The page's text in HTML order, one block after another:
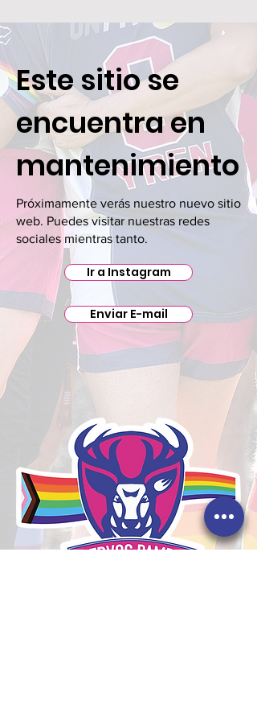
Este sitio se
encuentra en
mantenimiento
Próximamente verás nuestro nuevo sitio
web. Puedes visitar nuestras redes
sociales mientras tanto.
Ir a Instagram
Enviar E-mail